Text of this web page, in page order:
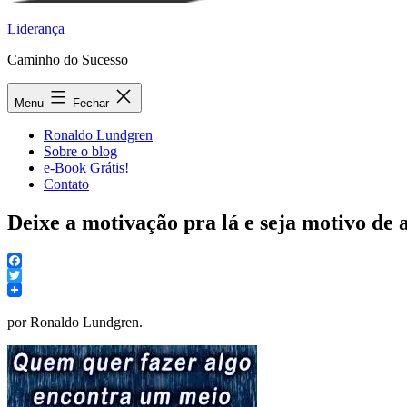
Liderança
Caminho do Sucesso
Menu Fechar
Ronaldo Lundgren
Sobre o blog
e-Book Grátis!
Contato
Deixe a motivação pra lá e seja motivo de
Facebook
Twitter
por Ronaldo Lundgren.